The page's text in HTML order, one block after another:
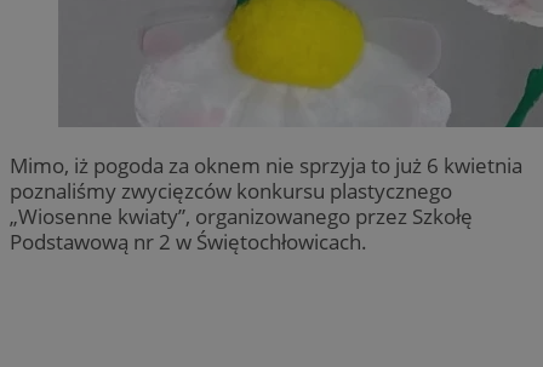
Mimo, iż pogoda za oknem nie sprzyja to już 6 kwietnia
poznaliśmy zwycięzców konkursu plastycznego
„Wiosenne kwiaty”, organizowanego przez Szkołę
Podstawową nr 2 w Świętochłowicach.